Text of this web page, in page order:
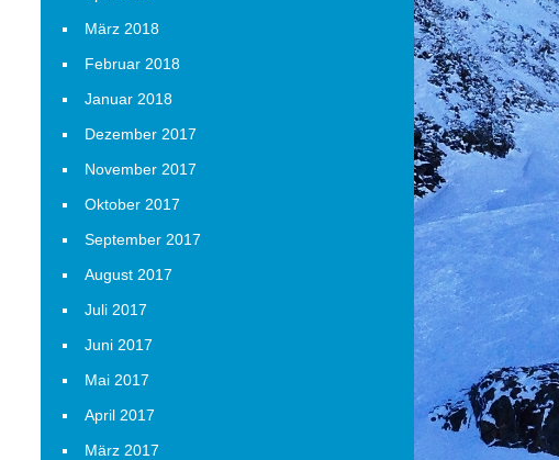
März 2018
Februar 2018
Januar 2018
Dezember 2017
November 2017
Oktober 2017
September 2017
August 2017
Juli 2017
Juni 2017
Mai 2017
April 2017
März 2017